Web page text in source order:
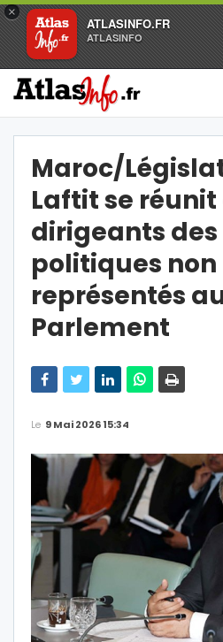
×
ATLASINFO.FR
ATLASINFO
Maroc/
Laftit se
dirigeants
politiques non
représentés
Parlement
Le 9 Mai 2026 15:34